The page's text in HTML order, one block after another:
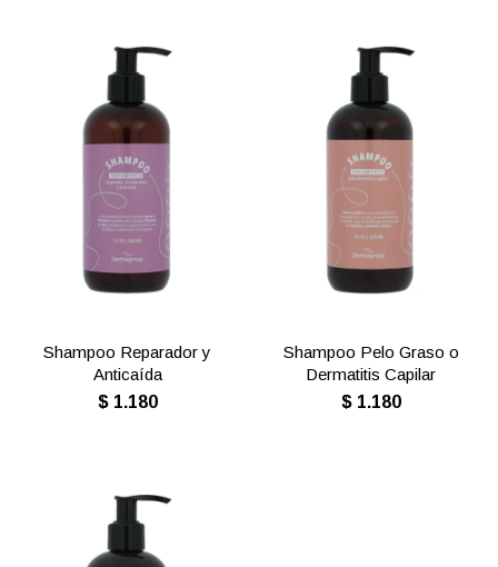
Shampoo Reparador y
Anticaída
$ 1.180
Shampoo Pelo Graso o
Dermatitis Capilar
$ 1.180